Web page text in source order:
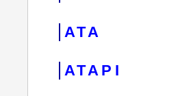
ATA
ATAPI